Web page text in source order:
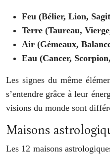
Feu (Bélier, Lion,
Terre (Taureau,
Air (Gémeaux,
Eau (Cancer,
Les signes du même
s’entendre grâce à leur
visions du monde sont
Maisons
Les 12 maisons